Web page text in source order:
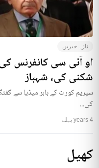
تازہ خبریں
او آئی سی کانفرنس
شکنی کی، شہباز
سپریم کورٹ کے باہر میڈیا سے
کی...
4 years پہلے
کھیل